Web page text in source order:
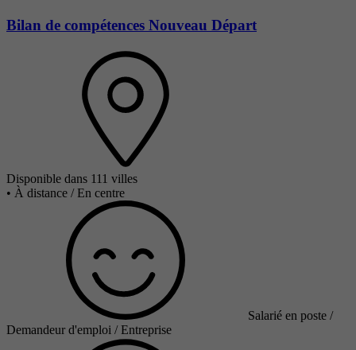
Bilan de compétences Nouveau Départ
Disponible dans 111 villes
• À distance / En centre
Salarié en poste /
Demandeur d'emploi / Entreprise